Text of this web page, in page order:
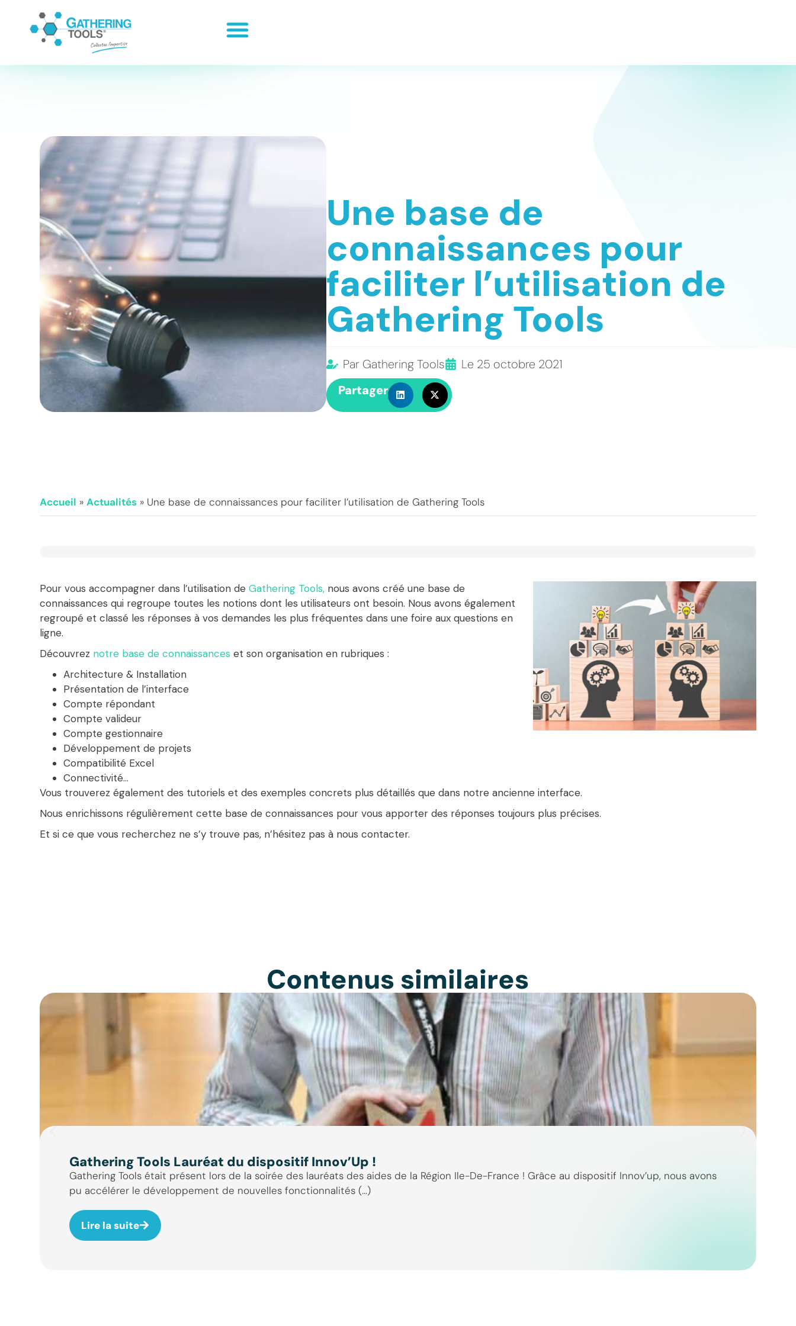
Une base de
connaissances pour
faciliter l’utilisation de
Gathering Tools
Par Gathering Tools Le 25 octobre 2021
Partager
Accueil »Actualités » Une base de connaissances pour faciliter l’utilisation de Gathering Tools
Pour vous accompagner dans l’utilisation deGathering Tools, nous avons crééune base de
connaissances qui regroupe toutes les notions dont les utilisateurs ont besoin. Nous avons également
regroupé et classé les réponses à vos demandes les plus fréquentes dans une foire aux questions en
ligne.
Découvrez notre base de connaissances et son organisation en rubriques :
Architecture & Installation
Présentation de l’interface
Compte répondant
Compte valideur
Compte gestionnaire
Développement de projets
Compatibilité Excel
Connectivité…
Vous trouverez également des tutoriels et des exemples concrets plus détaillés que dans notre ancienne interface.
Nous enrichissons régulièrement cette base de connaissances pour vous apporter des réponses toujours plus précises.
Et si ce que vous recherchez ne s’y trouve pas, n’hésitez pas à nous contacter.
Contenus similaires
Gathering Tools Lauréat du dispositif Innov’Up !
Gathering Tools était présent lors de la soirée des lauréats des aides de la Région Ile-De-France ! Grâce au dispositif Innov’up, nous avons
pu accélérer le développement de nouvelles fonctionnalités (...)
Lire la suite